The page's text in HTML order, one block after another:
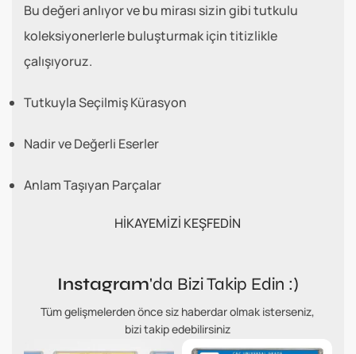
Bu değeri anlıyor ve bu mirası sizin gibi tutkulu
koleksiyonerlerle buluşturmak için titizlikle
çalışıyoruz.
Tutkuyla Seçilmiş Kürasyon
Nadir ve Değerli Eserler
Anlam Taşıyan Parçalar
HİKAYEMİZİ KEŞFEDİN
Instagram'da Bizi Takip Edin :)
Tüm gelişmelerden önce siz haberdar olmak isterseniz,
bizi takip edebilirsiniz